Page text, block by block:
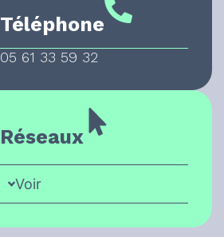
Téléphone
05 61 33 59 32
Réseaux
Voir